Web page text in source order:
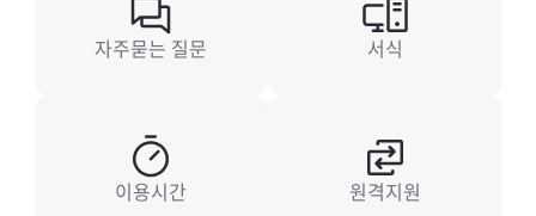
자주묻는 질문 서식
이용시간 원격지원